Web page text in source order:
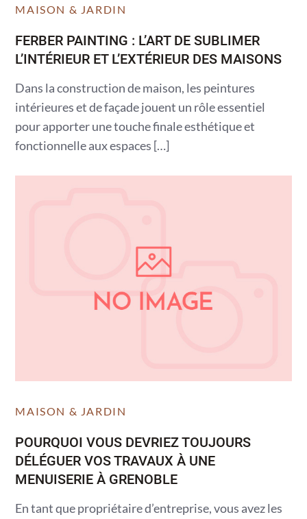
MAISON & JARDIN
FERBER PAINTING : L’ART DE SUBLIMER
L’INTÉRIEUR ET L’EXTÉRIEUR DES MAISONS
Dans la construction de maison, les peintures
intérieures et de façade jouent un rôle essentiel
pour apporter une touche finale esthétique et
fonctionnelle aux espaces […]
MAISON & JARDIN
POURQUOI VOUS DEVRIEZ TOUJOURS
DÉLÉGUER VOS TRAVAUX À UNE
MENUISERIE À GRENOBLE
En tant que propriétaire d’entreprise, vous avez les